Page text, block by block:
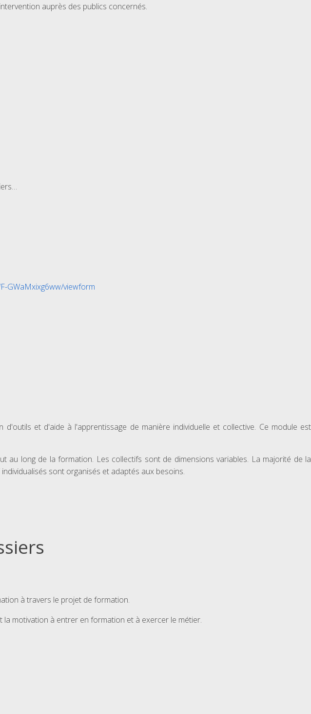
auprès des publics concernés.
GWaMxixg6ww/viewform
et d'aide à l'apprentissage de manière individuelle et collective. Ce module est
long de la formation. Les collectifs sont de dimensions variables. La majorité de la
sont organisés et adaptés aux besoins.
à travers le projet de formation.
motivation à entrer en formation et à exercer le métier.